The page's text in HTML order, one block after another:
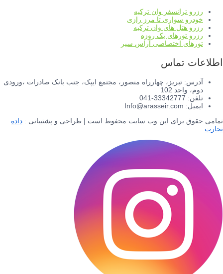
رزرو ترانسفر وان ترکیه
خودرو سواری تا مرز رازی
رزرو هتل های وان ترکیه
رزرو تورهای یک روزه
تورهای اختصاصی آراس سیر
اطلاعات تماس
آدرس: تبریز، چهارراه منصور، مجتمع ایپک، جنب بانک صادرات ،ورودی
دوم، واحد 102
تلفن: 33342777-041
ایمیل: Info@arasseir.com
تمامی حقوق برای این وب سایت محفوظ است | طراحی و پشتیبانی : داده
تجارت